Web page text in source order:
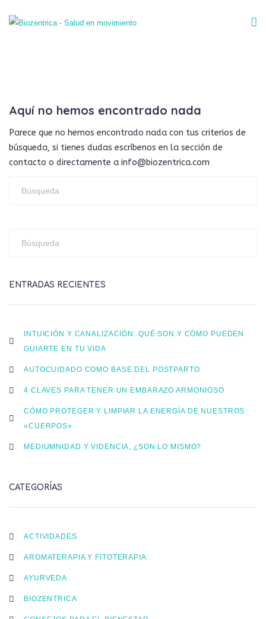
Aquí no hemos encontrado nada
Parece que no hemos encontrado nada con tus criterios de
búsqueda, si tienes dudas escríbenos en la sección de
contacto o directamente a info@biozentrica.com
ENTRADAS RECIENTES
INTUICIÓN Y CANALIZACIÓN: QUÉ SON Y CÓMO PUEDEN
GUIARTE EN TU VIDA
AUTOCUIDADO COMO BASE DEL POSTPARTO
4 CLAVES PARA TENER UN EMBARAZO ARMONIOSO
CÓMO PROTEGER Y LIMPIAR LA ENERGÍA DE NUESTROS
«CUERPOS»
MEDIUMNIDAD Y VIDENCIA, ¿SON LO MISMO?
CATEGORÍAS
ACTIVIDADES
AROMATERAPIA Y FITOTERAPIA
AYURVEDA
BIOZENTRICA